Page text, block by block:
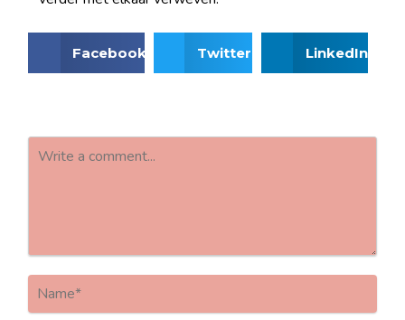
Facebook Twitter LinkedIn